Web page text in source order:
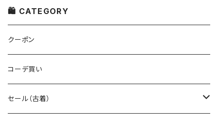
🛍 CATEGORY
クーポン
コーデ買い
セール（古着）